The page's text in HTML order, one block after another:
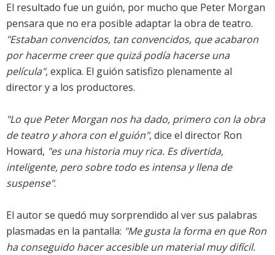
El resultado fue un guión, por mucho que Peter Morgan
pensara que no era posible adaptar la obra de teatro.
"Estaban convencidos, tan convencidos, que acabaron
por hacerme creer que quizá podía hacerse una
película", explica. El guión satisfizo plenamente al
director y a los productores.
"Lo que Peter Morgan nos ha dado, primero con la obra
de teatro y ahora con el guión", dice el director Ron
Howard, "es una historia muy rica. Es divertida,
inteligente, pero sobre todo es intensa y llena de
suspense".
El autor se quedó muy sorprendido al ver sus palabras
plasmadas en la pantalla: "Me gusta la forma en que Ron
ha conseguido hacer accesible un material muy difícil.